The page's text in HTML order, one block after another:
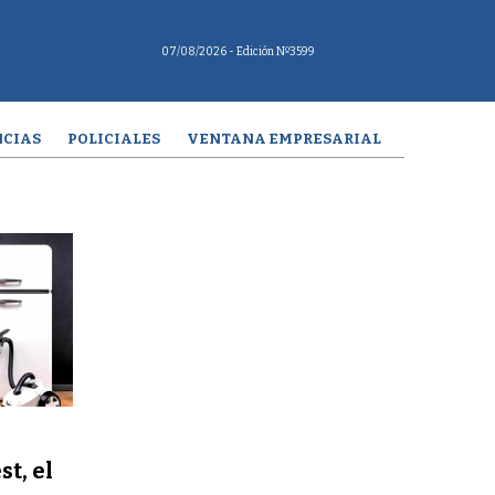
07/08/2026 - Edición Nº3599
POLICIALES VENTANA EMPRESARIAL
el